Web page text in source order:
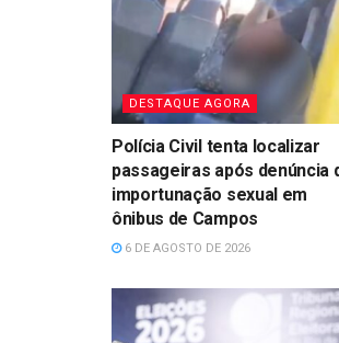
DESTAQUE AGORA
Polícia Civil tenta localizar
passageiras após denúncia
importunação sexual em
ônibus de Campos
6 DE AGOSTO DE 2026